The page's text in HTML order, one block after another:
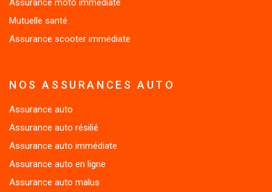
Mutuelle santé
Assurance scooter immédiate
Assurance auto résilié
Assurance auto immédiate
Assurance auto en ligne
Assurance auto malus
Assurance auto jeune conducteur